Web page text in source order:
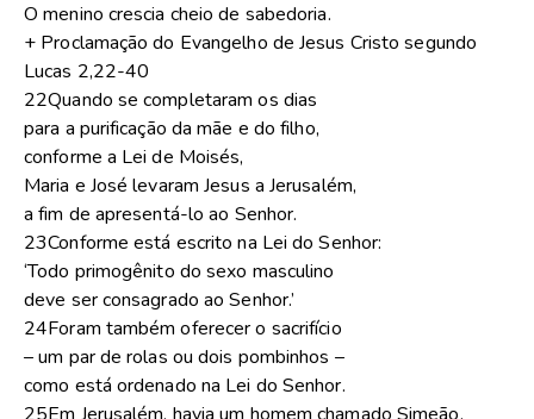
O menino crescia cheio de sabedoria.
+ Proclamação do Evangelho de Jesus Cristo segundo
Lucas 2,22-40
22Quando se completaram os dias
para a purificação da mãe e do filho,
conforme a Lei de Moisés,
Maria e José levaram Jesus a Jerusalém,
a fim de apresentá-lo ao Senhor.
23Conforme está escrito na Lei do Senhor:
‘Todo primogênito do sexo masculino
deve ser consagrado ao Senhor.’
24Foram também oferecer o sacrifício
– um par de rolas ou dois pombinhos –
como está ordenado na Lei do Senhor.